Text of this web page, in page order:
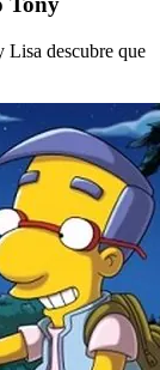
Lisa descubre que